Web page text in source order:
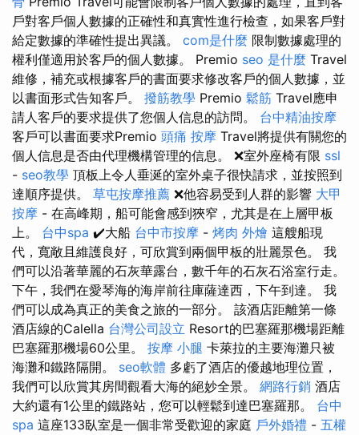
戶對客戶個人數據的正確性和真實性進行檢查，如果客戶對
給定數據的準確性提出異議。 com是什麼 限制數據處理的
權利僅適用於客戶的個人數據。 Premio seo 是什麼 Travel
維修，補充或根據客戶的書面要求修改客戶的個人數據，並
以書面形式告知客戶。 撥筋教學 Premio 鬆筋 Travel應申
請人客戶的要求提供了您個人信息的訪問。 台中精油按摩
客戶可以書面要求Premio 頭痛 按摩 Travel將提供有關您的
個人信息是否由代理機構管理的信息。 ❌室外座椅有限 ssl
- seo教學 頂板上令人垂涎的室外桌子很快請求，並按照到
達順序提供。 草屯按摩推薦 ❌他容易受到人群的影響 大甲
按摩 - 在高峰期，船可能會感到狹窄，尤其是在上層甲板
上。 台中spa ✔️大船 台中市按摩 - 烤肉 外燴 這艘船現
代，寬敞且維護良好，可欣賞到兩個甲板的壯麗景色。 我
們可以沿著華麗的石灰華露台，數千年的石灰石浴室行走。
下午，我們在愛琴海的海岸前往庫薩達西，下午到達。 我
們可以成為真正的美食之旅的一部分。 該酒店距離第一條
酒店線的Calella 台灣公司設立 Resort的巴塞羅那機場距離
巴塞羅那機場60公里。 按摩 小腿 卡萊拉的主要海灘只被
海灘和鐵路隔開。 seo軟體 多虧了酒店的優越地理位置，
我們可以欣賞其房間觀看大海的絕妙全景。 網路行銷 酒店
大約還有1公里的鐵路站，您可以輕鬆到達巴塞羅那。 台中
spa 這座133臥室是一個非常受歡迎的家庭 戶外婚禮 - 五權